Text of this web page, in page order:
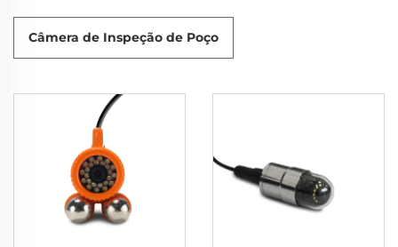
Câmera de Inspeção de Poço